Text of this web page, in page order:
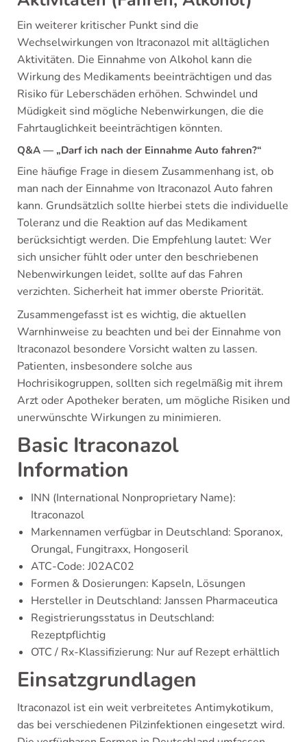
Ein weiterer kritischer Punkt sind die
Wechselwirkungen von Itraconazol mit alltäglichen
Aktivitäten. Die Einnahme von Alkohol kann die
Wirkung des Medikaments beeinträchtigen und das
Risiko für Leberschäden erhöhen. Schwindel und
Müdigkeit sind mögliche Nebenwirkungen, die die
Fahrtauglichkeit beeinträchtigen könnten.
Q&A — „Darf ich nach der Einnahme Auto fahren?“
Eine häufige Frage in diesem Zusammenhang ist, ob
man nach der Einnahme von Itraconazol Auto fahren
kann. Grundsätzlich sollte hierbei stets die individuelle
Toleranz und die Reaktion auf das Medikament
berücksichtigt werden. Die Empfehlung lautet: Wer
sich unsicher fühlt oder unter den beschriebenen
Nebenwirkungen leidet, sollte auf das Fahren
verzichten. Sicherheit hat immer oberste Priorität.
Zusammengefasst ist es wichtig, die aktuellen
Warnhinweise zu beachten und bei der Einnahme von
Itraconazol besondere Vorsicht walten zu lassen.
Patienten, insbesondere solche aus
Hochrisikogruppen, sollten sich regelmäßig mit ihrem
Arzt oder Apotheker beraten, um mögliche Risiken und
unerwünschte Wirkungen zu minimieren.
Basic Itraconazol
Information
INN (International Nonproprietary Name):
Itraconazol
Markennamen verfügbar in Deutschland: Sporanox,
Orungal, Fungitraxx, Hongoseril
ATC-Code: J02AC02
Formen & Dosierungen: Kapseln, Lösungen
Hersteller in Deutschland: Janssen Pharmaceutica
Registrierungsstatus in Deutschland:
Rezeptpflichtig
OTC / Rx-Klassifizierung: Nur auf Rezept erhältlich
Einsatzgrundlagen
Itraconazol ist ein weit verbreitetes Antimykotikum,
das bei verschiedenen Pilzinfektionen eingesetzt wird.